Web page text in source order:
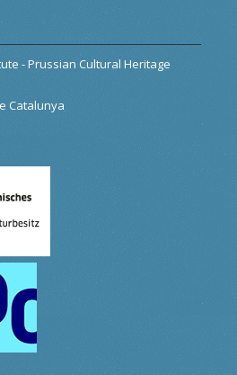
- Prussian Cultural Heritage
Catalunya